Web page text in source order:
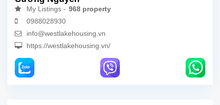
My Listings - 968 property
0988028930
info@westlakehousing.vn
https://westlakehousing.vn/